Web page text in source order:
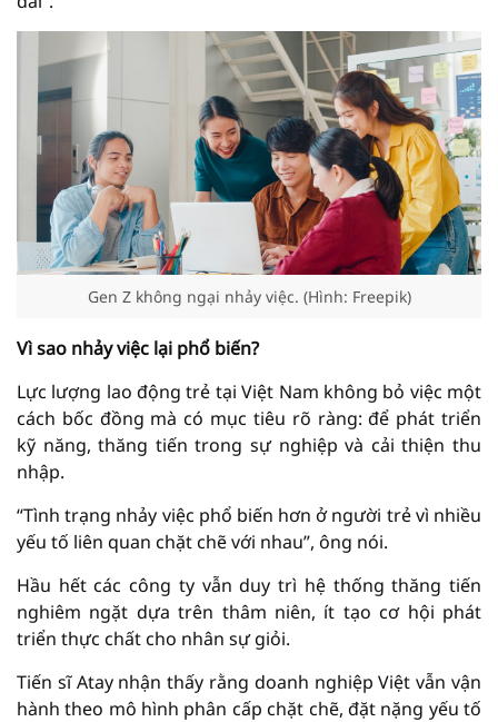
Gen Z không ngại nhảy việc. (Hình: Freepik)
Vì sao nhảy việc lại phổ biến?
Lực lượng lao động trẻ tại Việt Nam không bỏ việc một
cách bốc đồng mà có mục tiêu rõ ràng: để phát triển
kỹ năng, thăng tiến trong sự nghiệp và cải thiện thu
nhập.
“Tình trạng nhảy việc phổ biến hơn ở người trẻ vì nhiều
yếu tố liên quan chặt chẽ với nhau”, ông nói.
Hầu hết các công ty vẫn duy trì hệ thống thăng tiến
nghiêm ngặt dựa trên thâm niên, ít tạo cơ hội phát
triển thực chất cho nhân sự giỏi.
Tiến sĩ Atay nhận thấy rằng doanh nghiệp Việt vẫn vận
hành theo mô hình phân cấp chặt chẽ, đặt nặng yếu tố